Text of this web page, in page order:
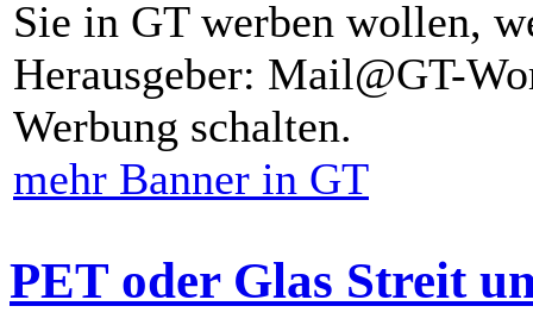
Sie in GT werben wollen,
Herausgeber: Mail@GT-
Werbung schalten.
mehr Banner in GT
PET oder Glas Streit